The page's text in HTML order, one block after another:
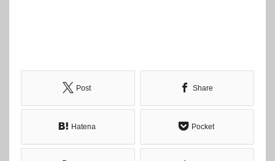
Post Share
Hatena Pocket